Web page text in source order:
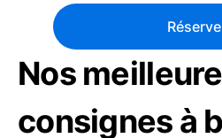
Nos
consignes à